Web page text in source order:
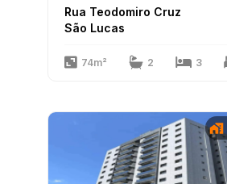
Rua Teodomiro Cruz
São Lucas
74m² 2 3